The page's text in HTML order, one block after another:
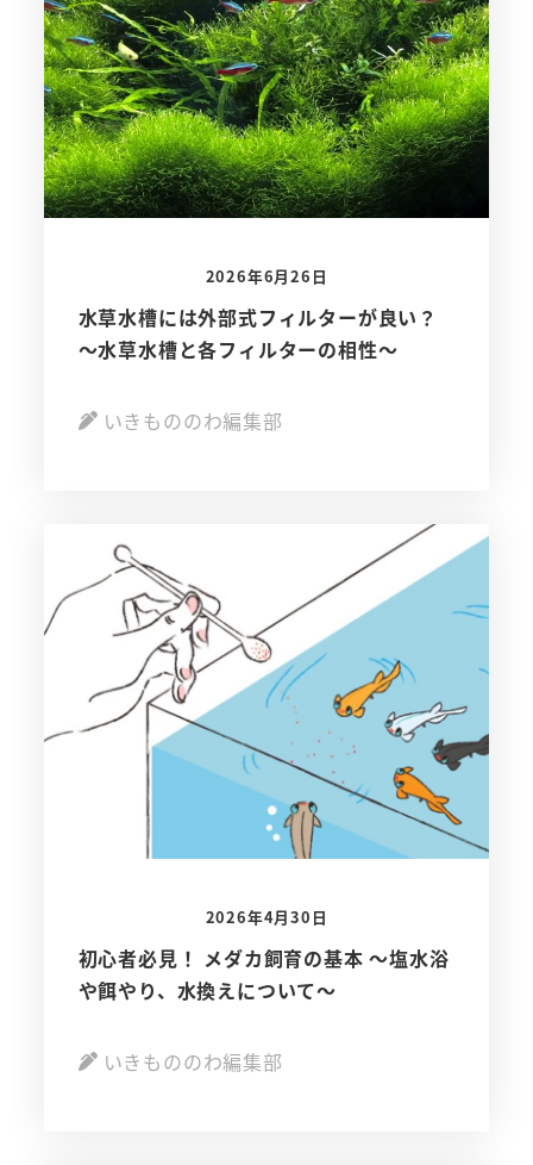
2026年6月26日
水草水槽には外部式フィルターが良い？
～水草水槽と各フィルターの相性～
いきもののわ編集部
2026年4月30日
初心者必見！ メダカ飼育の基本 ～塩水浴
や餌やり、水換えについて～
いきもののわ編集部